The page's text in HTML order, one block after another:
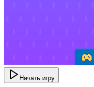
Начать игру